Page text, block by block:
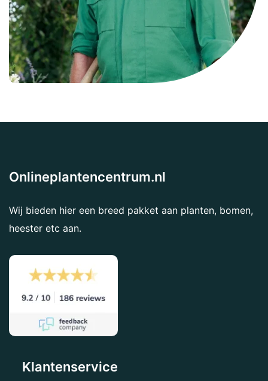
Onlineplantencentrum.nl
Wij bieden hier een breed pakket aan planten, bomen,
heester etc aan.
Klantenservice